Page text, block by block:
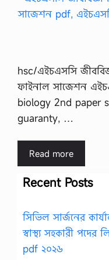
hsc/এইচএসসি
ফাইনাল সাজেশন
biology 2nd paper
guaranty, …
Read more
Recent Posts
সিভিল সার্জনের
স্বাস্থ্য সহকারী পদের
pdf ২০২৬